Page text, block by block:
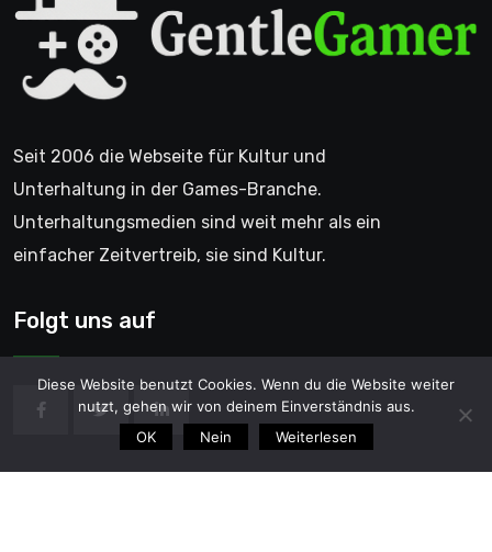
Seit 2006 die Webseite für Kultur und
Unterhaltung in der Games-Branche.
Unterhaltungsmedien sind weit mehr als ein
einfacher Zeitvertreib, sie sind Kultur.
Folgt uns auf
Diese Website benutzt Cookies. Wenn du die Website weiter
nutzt, gehen wir von deinem Einverständnis aus.
OK
Nein Weiterlesen